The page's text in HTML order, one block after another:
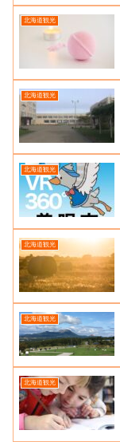
北海道観光
北海道観光
北海道観光
北海道観光
北海道観光
北海道観光